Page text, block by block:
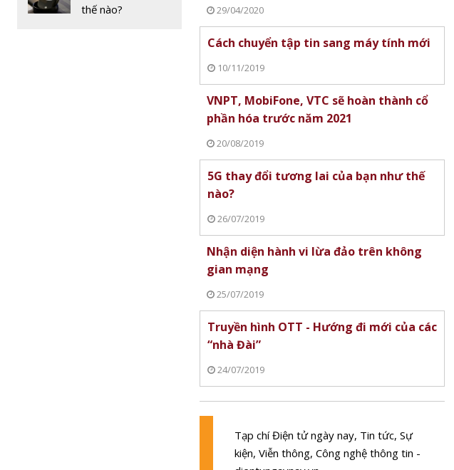
thế nào?
29/04/2020
Cách chuyển tập tin sang máy tính mới
10/11/2019
VNPT, MobiFone, VTC sẽ hoàn thành cổ
phần hóa trước năm 2021
20/08/2019
5G thay đổi tương lai của bạn như thế
nào?
26/07/2019
Nhận diện hành vi lừa đảo trên không
gian mạng
25/07/2019
Truyền hình OTT - Hướng đi mới của các
“nhà Đài”
24/07/2019
Tạp chí Điện tử ngày nay, Tin tức, Sự
kiện, Viễn thông, Công nghệ thông tin -